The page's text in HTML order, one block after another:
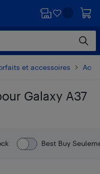
et accessoires
Galaxy A37
Best Buy